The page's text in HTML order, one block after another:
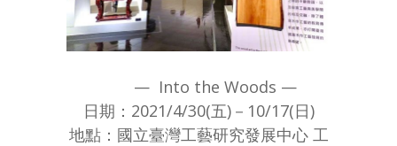
— Into the Woods —
日期：2021/4/30(五)－10/17(日)
地點： 國立臺灣工藝研究發展中心工